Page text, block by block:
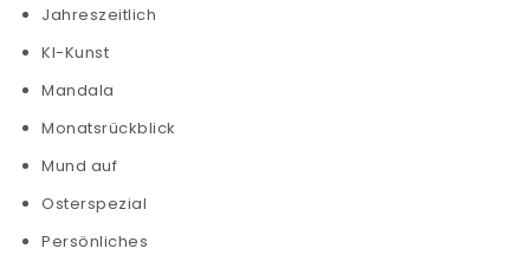
Jahreszeitlich
KI-Kunst
Mandala
Monatsrückblick
Mund auf
Osterspezial
Persönliches